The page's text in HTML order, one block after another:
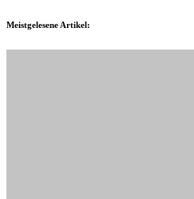
Meistgelesene Artikel: